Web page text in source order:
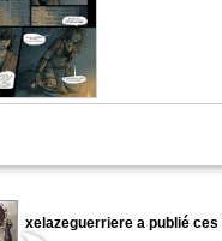
xelazeguerriere a publié ces